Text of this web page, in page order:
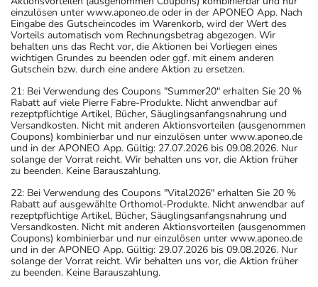
einzulösen unter www.aponeo.de oder in der APONEO App. Nach
Eingabe des Gutscheincodes im Warenkorb, wird der Wert des
Vorteils automatisch vom Rechnungsbetrag abgezogen. Wir
behalten uns das Recht vor, die Aktionen bei Vorliegen eines
wichtigen Grundes zu beenden oder ggf. mit einem anderen
Gutschein bzw. durch eine andere Aktion zu ersetzen.
21: Bei Verwendung des Coupons "Summer20" erhalten Sie 20 %
Rabatt auf viele Pierre Fabre-Produkte. Nicht anwendbar auf
rezeptpflichtige Artikel, Bücher, Säuglingsanfangsnahrung und
Versandkosten. Nicht mit anderen Aktionsvorteilen (ausgenommen
Coupons) kombinierbar und nur einzulösen unter www.aponeo.de
und in der APONEO App. Gültig: 27.07.2026 bis 09.08.2026. Nur
solange der Vorrat reicht. Wir behalten uns vor, die Aktion früher
zu beenden. Keine Barauszahlung.
22: Bei Verwendung des Coupons "Vital2026" erhalten Sie 20 %
Rabatt auf ausgewählte Orthomol-Produkte. Nicht anwendbar auf
rezeptpflichtige Artikel, Bücher, Säuglingsanfangsnahrung und
Versandkosten. Nicht mit anderen Aktionsvorteilen (ausgenommen
Coupons) kombinierbar und nur einzulösen unter www.aponeo.de
und in der APONEO App. Gültig: 29.07.2026 bis 09.08.2026. Nur
solange der Vorrat reicht. Wir behalten uns vor, die Aktion früher
zu beenden. Keine Barauszahlung.